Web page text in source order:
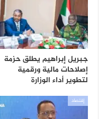
جبريل إبراهيم يطلق حزمة
إصلاحات مالية ورقمية
لتطوير أداء الوزارة
إقتصاد